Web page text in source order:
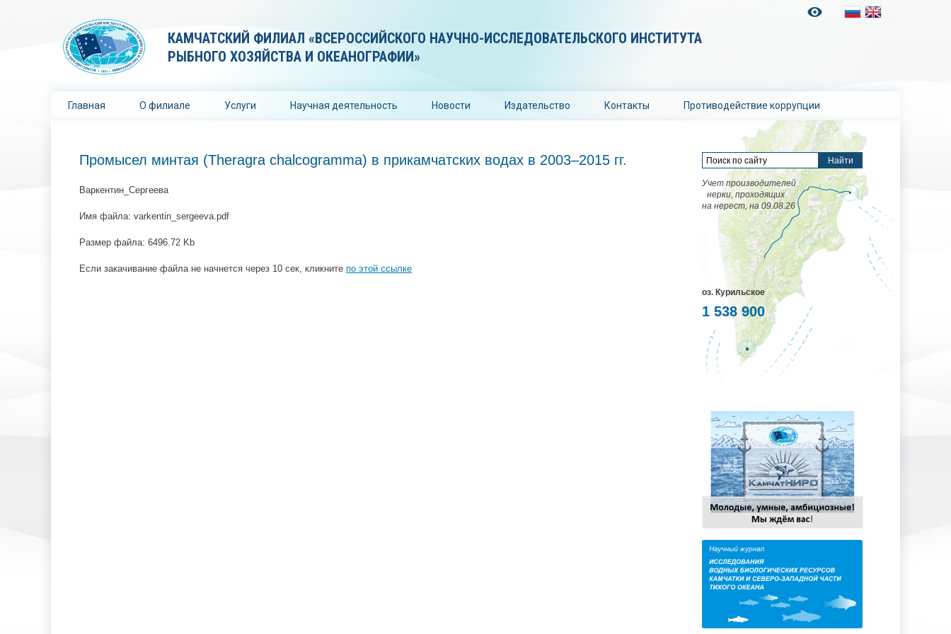
КАМЧАТСКИЙ ФИЛИАЛ «ВСЕРОССИЙСКОГО НАУЧНО-ИССЛЕДОВАТЕЛЬСКОГО ИНСТИТУТА
РЫБНОГО ХОЗЯЙСТВА И ОКЕАНОГРАФИИ»
Главная О филиале Услуги Научная деятельность Новости Издательство Контакты Противодействие коррупции
Промысел минтая (Theragra chalcogramma) в прикамчатских водах в 2003–2015 гг.
Варкентин_Сергеева
Имя файла: varkentin_sergeeva.pdf
Размер файла: 6496.72 Kb
Если закачивание файла не начнется через 10 сек, кликните по этой ссылке
Учет производителей
нерки, проходящих
на нерест, на 09.08.26
оз. Курильское
1 538 900